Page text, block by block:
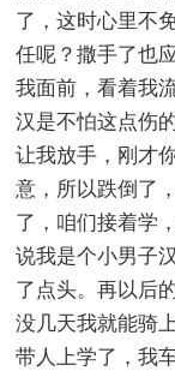
了，这时心里不
任呢？撒手了也
我面前，看着我
汉是不怕这点伤
让我放手，刚才
意，所以跌倒了
了，咱们接着学
说我是个小男子
了点头。再以后
没几天我就能骑
带人上学了，我